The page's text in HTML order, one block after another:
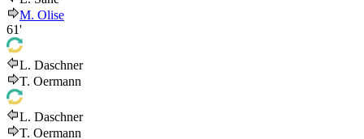
M. Olise
61'
L. Daschner
T. Oermann
L. Daschner
T. Oermann